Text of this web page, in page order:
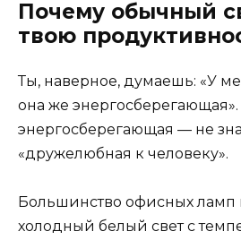
Почему обычный
твою
Ты, наверное, думаешь: «У
она же
энергосберегающая — не
«дружелюбная к человеку».
Большинство офисных ламп
холодный белый свет с